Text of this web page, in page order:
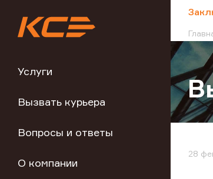
Услуги
Вызвать курьера
Вопросы и ответы
О компании
28